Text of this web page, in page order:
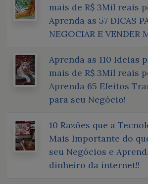
mais de R$ 3Mil reais
Aprenda as 57 DICAS
NEGOCIAR E VENDER
Aprenda as 110 Ideias
mais de R$ 3Mil reais
Aprenda 65 Efeitos
para seu Negócio!
10 Razões que a
Mais Importante do
seu Negócios e
dinheiro da internet!!